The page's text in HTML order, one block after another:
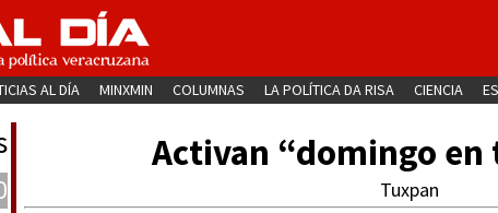
AL DÍA MINXMIN COLUMNAS LA POLÍTICA DA RISA CIENCIA
Activan “domingo en
Tuxpan